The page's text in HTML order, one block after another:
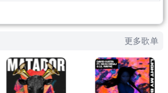
更多歌单